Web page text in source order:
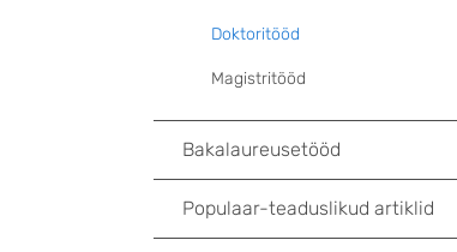
Doktoritööd
Magistritööd
Bakalaureusetööd
Populaar-teaduslikud artiklid